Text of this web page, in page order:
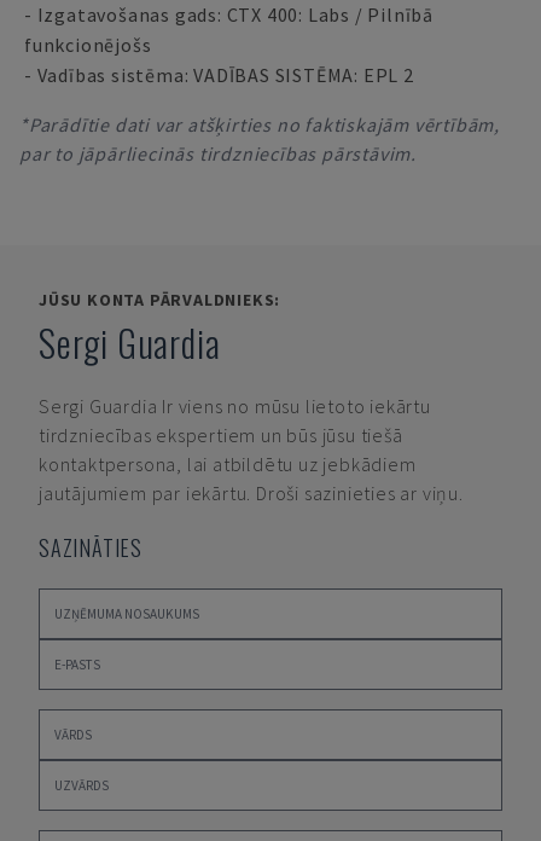
- Izgatavošanas gads: CTX 400: Labs / Pilnībā
funkcionējošs
- Vadības sistēma: VADĪBAS SISTĒMA: EPL 2
*Parādītie dati var atšķirties no faktiskajām vērtībām,
par to jāpārliecinās tirdzniecības pārstāvim.
JŪSU KONTA PĀRVALDNIEKS:
Sergi Guardia
Sergi Guardia Ir viens no mūsu lietoto iekārtu
tirdzniecības ekspertiem un būs jūsu tiešā
kontaktpersona, lai atbildētu uz jebkādiem
jautājumiem par iekārtu. Droši sazinieties ar viņu.
SAZINĀTIES